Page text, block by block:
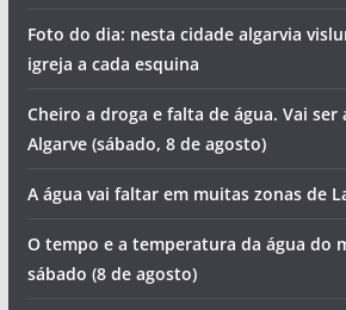
Foto do dia: nesta cidade algarvia
igreja a cada esquina
Cheiro a droga e falta de água. Vai ser
Algarve (sábado, 8 de agosto)
A água vai faltar em muitas zonas de
O tempo e a temperatura da água do
sábado (8 de agosto)